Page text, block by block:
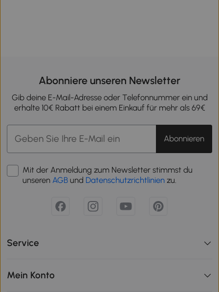
Abonniere unseren Newsletter
Gib deine E-Mail-Adresse oder Telefonnummer ein und
erhalte 10€ Rabatt bei einem Einkauf für mehr als 69€
Abonnieren
Mit der Anmeldung zum Newsletter stimmst du
unseren AGB und Datenschutzrichtlinien zu.
Service
Mein Konto